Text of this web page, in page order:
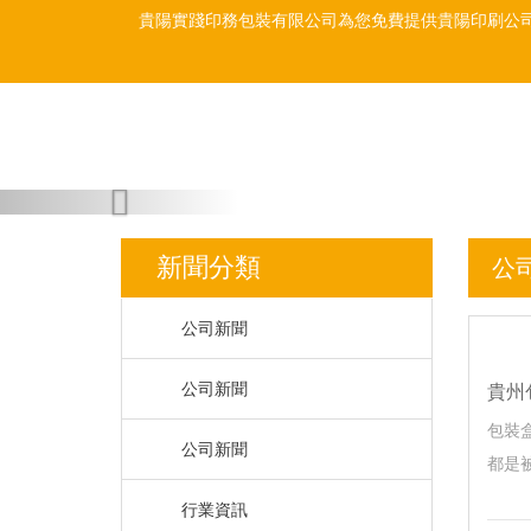
貴陽實踐印務包裝有限公司為您免費提供貴陽印刷公
新聞分類
公司新聞
公司新聞
公司新聞
行業資訊
公
貴州
包裝
都是